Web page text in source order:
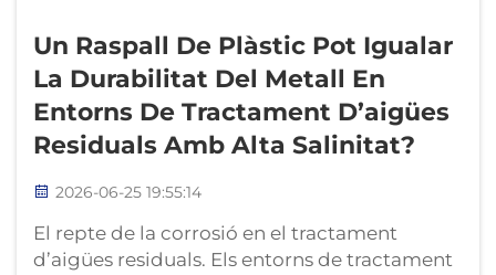
Un Raspall De Plàstic Pot Igualar
La Durabilitat Del Metall En
Entorns De Tractament D’aigües
Residuals Amb Alta Salinitat?
2026-06-25 19:55:14
El repte de la corrosió en el tractament
d’aigües residuals. Els entorns de tractament